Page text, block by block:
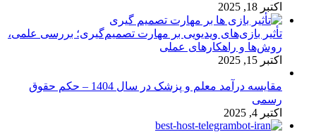
اکتبر 18, 2025
تأثیر بازی‌های ویدیویی بر مهارت تصمیم‌گیری؛ بررسی علمی،
روش‌ها و راهکارهای عملی
اکتبر 15, 2025
مقایسه درآمد معلم و پزشک در سال 1404 – حکم حقوق
رسمی
اکتبر 4, 2025